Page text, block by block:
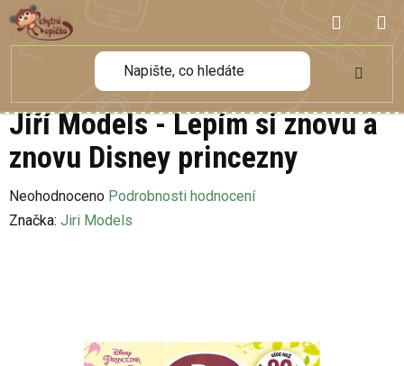
Přejít
na
obsah
KOŠÍK
Jiří Models - Lepím si znovu a
znovu Disney princezny
Průměrné
hodnocení
Neohodnoceno Podrobnosti hodnocení
Značka: Jiri Models